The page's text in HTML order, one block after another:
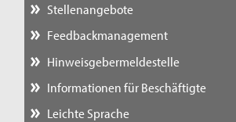
Stellenangebote
Feedbackmanagement
Hinweisgebermeldestelle
Informationen für Beschäftigte
Leichte Sprache